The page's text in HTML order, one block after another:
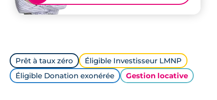
Prêt à taux zéro
Éligible Investisseur LMNP
Éligible Donation exonérée
Gestion locative